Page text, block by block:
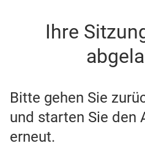
SSO Single-
Ihre
Bitte gehen Sie
und starten Sie den
erneut.